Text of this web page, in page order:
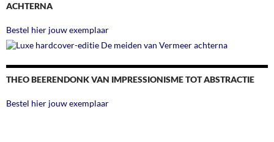
ACHTERNA
Bestel hier jouw exemplaar
THEO BEERENDONK VAN IMPRESSIONISME TOT ABSTRACTIE
Bestel hier jouw exemplaar